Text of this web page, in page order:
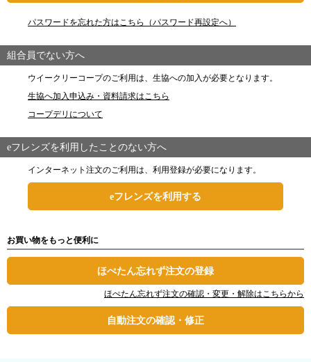
パスワードを忘れた方はこちら（パスワード再設定へ）
組合員でない方へ
ウイークリーコープのご利用は、生協への加入が必要となります。
生協へ加入申込み・資料請求はこちら
コープデリについて
eフレンズを利用したことのない方へ
インターネット注文のご利用は、利用登録が必要になります。
eフレンズを利用する
お買い物をもっと便利に
ほぺたん忘れず注文の登録
ほぺたん忘れず注文の確認・変更・解除はこちらから
自動注文の確認・修正